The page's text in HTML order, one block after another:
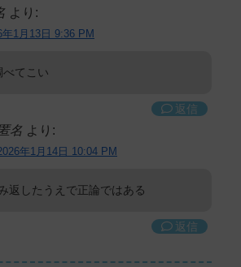
より:
年1月13日 9:36 PM
べてこい
返信
名 より:
年1月14日 10:04 PM
返したうえで正論ではある
返信